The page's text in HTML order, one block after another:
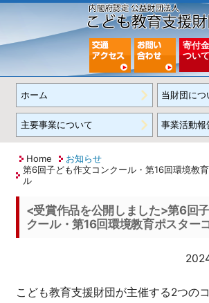
寄付
ついて
ホーム 当財団につ
主要事業について 事業活動報
Home
お知らせ
第6回子ども作文コンクール・第16回環境教
ル
<受賞作品を公開しました>第6回
クール・第16回環境教育ポスター
こども教育支援財団が主催する2つの